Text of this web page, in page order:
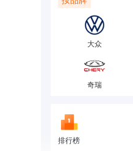
大众
奇瑞
排行榜